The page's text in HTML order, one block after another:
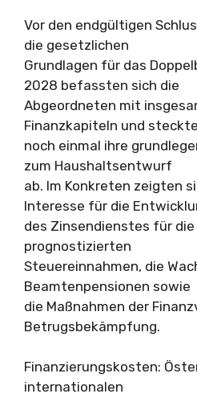
Vor den endgültigen
die gesetzlichen
Grundlagen für das
2028 befassten sich die
Abgeordneten mit
Finanzkapiteln und
noch einmal ihre
zum Haushaltsentwurf
ab. Im Konkreten zeigten
Interesse für die
des Zinsendienstes für
prognostizierten
Steuereinnahmen, die
Beamtenpensionen sowie
die Maßnahmen der
Betrugsbekämpfung.
Finanzierungskosten:
internationalen